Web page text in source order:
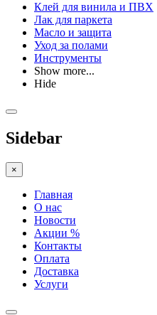
Клей для винила и ПВХ
Лак для паркета
Масло и защита
Уход за полами
Инструменты
Show more...
Hide
Sidebar
×
Главная
О нас
Новости
Акции %
Контакты
Оплата
Доставка
Услуги